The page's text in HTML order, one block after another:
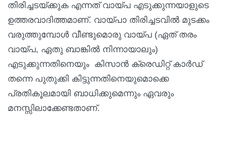
തിരിച്ചടയ്ക്കുക എന്നത് വായ്പ എടുക്കുന്നയാളുടെ
ഉത്തരവാദിത്തമാണ്. വായ്പാ തിരിച്ചടവിൽ മുടക്കം
വരുത്തുമ്പോൾ വീണ്ടുമൊരു വായ്പ (ഏത് തരം
വായ്പ, ഏതു ബാങ്കിൽ നിന്നായാലും)
എടുക്കുന്നതിനെയും കിസാൻ ക്രെഡിറ്റ് കാർഡ്
തന്നെ പുതുക്കി കിട്ടുന്നതിനെയുമൊക്കെ
പ്രതികൂലമായി ബാധിക്കുമെന്നും ഏവരും
മനസ്സിലാക്കേണ്ടതാണ്.